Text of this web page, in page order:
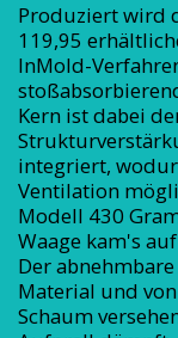
Produziert wird
119,95
InMold-
Kern ist dabei
integriert,
Ventilation
Modell 430
Waage kam's
Der
Material und
Schaum